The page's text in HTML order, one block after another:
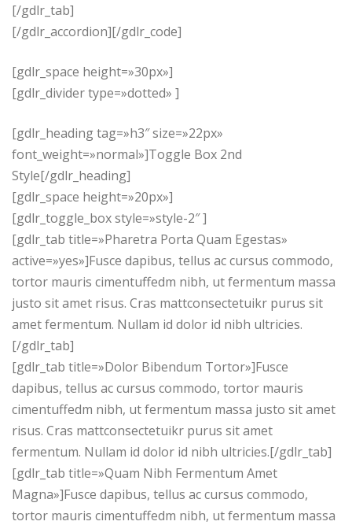
[/gdlr_tab]
[/gdlr_accordion][/gdlr_code]
[gdlr_space height=»30px»]
[gdlr_divider type=»dotted» ]
[gdlr_heading tag=»h3″ size=»22px»
font_weight=»normal»]Toggle Box 2nd
Style[/gdlr_heading]
[gdlr_space height=»20px»]
[gdlr_toggle_box style=»style-2″ ]
[gdlr_tab title=»Pharetra Porta Quam Egestas»
active=»yes»]Fusce dapibus, tellus ac cursus commodo,
tortor mauris cimentuffedm nibh, ut fermentum massa
justo sit amet risus. Cras mattconsectetuikr purus sit
amet fermentum. Nullam id dolor id nibh ultricies.
[/gdlr_tab]
[gdlr_tab title=»Dolor Bibendum Tortor»]Fusce
dapibus, tellus ac cursus commodo, tortor mauris
cimentuffedm nibh, ut fermentum massa justo sit amet
risus. Cras mattconsectetuikr purus sit amet
fermentum. Nullam id dolor id nibh ultricies.[/gdlr_tab]
[gdlr_tab title=»Quam Nibh Fermentum Amet
Magna»]Fusce dapibus, tellus ac cursus commodo,
tortor mauris cimentuffedm nibh, ut fermentum massa